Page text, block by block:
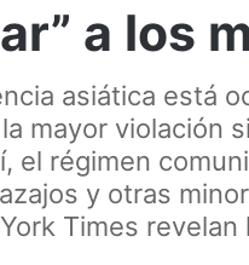
a los
asiática está
mayor violación
el régimen
y otras
Times